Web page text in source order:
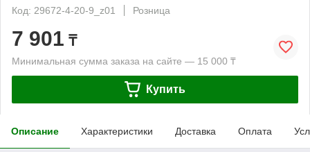
Код: 29672-4-20-9_z01
Розница
7 901 ₸
Минимальная сумма заказа на сайте — 15 000 ₸
Купить
Описание Характеристики Доставка Оплата